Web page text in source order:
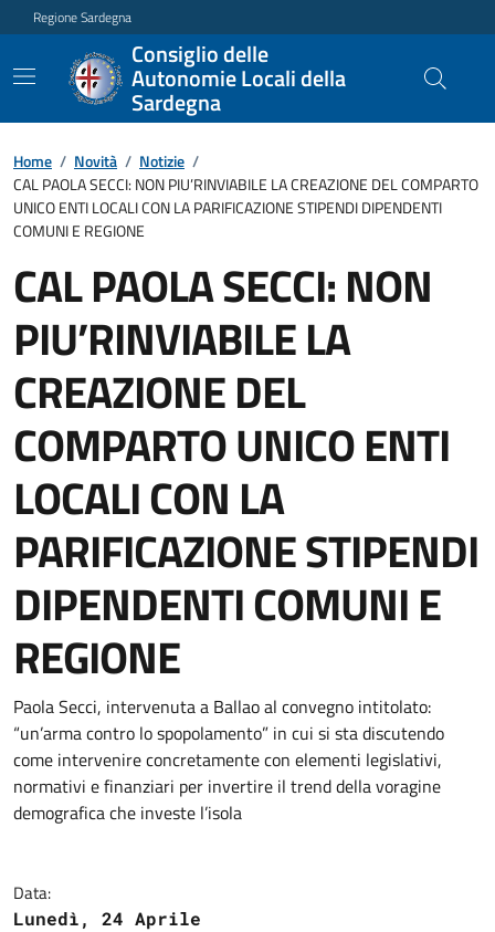
Regione Sardegna
Consiglio delle
Autonomie Locali della
Sardegna
Home / Novità / Notizie /
CAL PAOLA SECCI: NON PIU’RINVIABILE LA CREAZIONE DEL COMPARTO
UNICO ENTI LOCALI CON LA PARIFICAZIONE STIPENDI DIPENDENTI
COMUNI E REGIONE
CAL PAOLA SECCI: NON
PIU’RINVIABILE LA
CREAZIONE DEL
COMPARTO UNICO ENTI
LOCALI CON LA
PARIFICAZIONE STIPENDI
DIPENDENTI COMUNI E
REGIONE
Paola Secci, intervenuta a Ballao al convegno intitolato:
“un’arma contro lo spopolamento” in cui si sta discutendo
come intervenire concretamente con elementi legislativi,
normativi e finanziari per invertire il trend della voragine
demografica che investe l’isola
Data:
Lunedì, 24 Aprile